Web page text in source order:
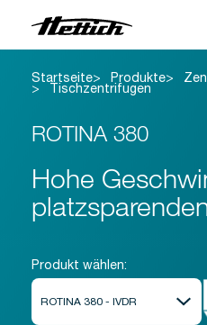
Produkte
Anwendungen
Support Center
Über uns
News & Events
Startseite Produkte
Tischzentrifugen
ROTINA 380
Hohe
Produkt wählen: